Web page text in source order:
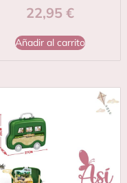
22,95 €
Añadir al carrito